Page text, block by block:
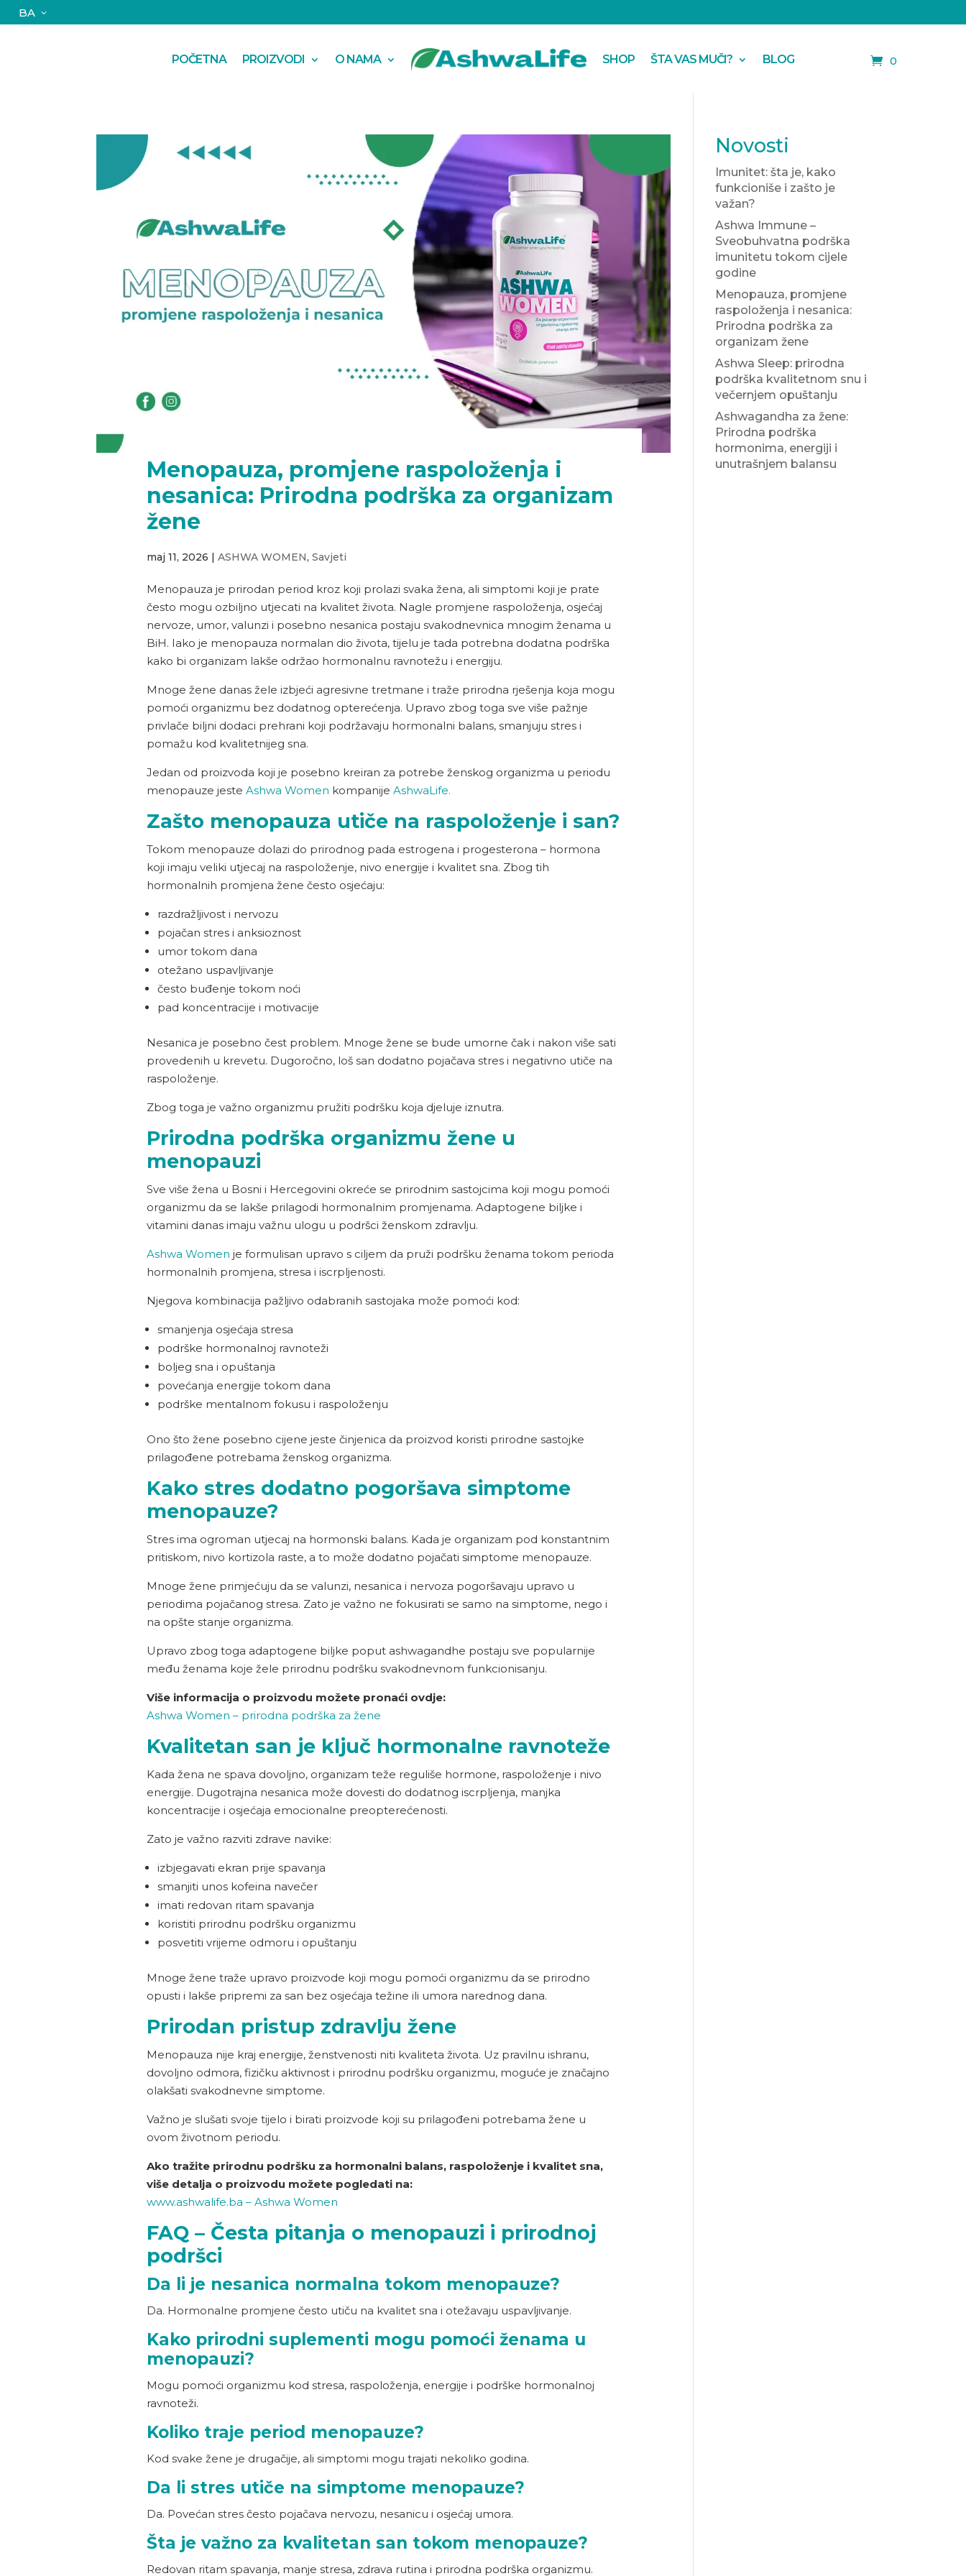
BA
0
POČETNA PROIZVODI O NAMA SHOP ŠTA VAS MUČI? BLOG
Menopauza, promjene raspoloženja i
nesanica: Prirodna podrška za organizam
žene
maj 11, 2026 |ASHWA WOMEN,Savjeti
Menopauza je prirodan period kroz koji prolazi svaka žena, ali simptomi koji je prate
često mogu ozbiljno utjecati na kvalitet života. Nagle promjene raspoloženja, osjećaj
nervoze, umor, valunzi i posebno nesanica postaju svakodnevnica mnogim ženama u
BiH. Iako je menopauza normalan dio života, tijelu je tada potrebna dodatna podrška
kako bi organizam lakše održao hormonalnu ravnotežu i energiju.
Mnoge žene danas žele izbjeći agresivne tretmane i traže prirodna rješenja koja mogu
pomoći organizmu bez dodatnog opterećenja. Upravo zbog toga sve više pažnje
privlače biljni dodaci prehrani koji podržavaju hormonalni balans, smanjuju stres i
pomažu kod kvalitetnijeg sna.
Jedan od proizvoda koji je posebno kreiran za potrebe ženskog organizma u periodu
menopauze jesteAshwa Women kompanijeAshwaLife.
Zašto menopauza utiče na raspoloženje i san?
Tokom menopauze dolazi do prirodnog pada estrogena i progesterona – hormona
koji imaju veliki utjecaj na raspoloženje, nivo energije i kvalitet sna. Zbog tih
hormonalnih promjena žene često osjećaju:
razdražljivost i nervozu
pojačan stres i anksioznost
umor tokom dana
otežano uspavljivanje
često buđenje tokom noći
pad koncentracije i motivacije
Nesanica je posebno čest problem. Mnoge žene se bude umorne čak i nakon više sati
provedenih u krevetu. Dugoročno, loš san dodatno pojačava stres i negativno utiče na
raspoloženje.
Zbog toga je važno organizmu pružiti podršku koja djeluje iznutra.
Prirodna podrška organizmu žene u
menopauzi
Sve više žena u Bosni i Hercegovini okreće se prirodnim sastojcima koji mogu pomoći
organizmu da se lakše prilagodi hormonalnim promjenama. Adaptogene biljke i
vitamini danas imaju važnu ulogu u podršci ženskom zdravlju.
Ashwa Women je formulisan upravo s ciljem da pruži podršku ženama tokom perioda
hormonalnih promjena, stresa i iscrpljenosti.
Njegova kombinacija pažljivo odabranih sastojaka može pomoći kod:
smanjenja osjećaja stresa
podrške hormonalnoj ravnoteži
boljeg sna i opuštanja
povećanja energije tokom dana
podrške mentalnom fokusu i raspoloženju
Ono što žene posebno cijene jeste činjenica da proizvod koristi prirodne sastojke
prilagođene potrebama ženskog organizma.
Kako stres dodatno pogoršava simptome
menopauze?
Stres ima ogroman utjecaj na hormonski balans. Kada je organizam pod konstantnim
pritiskom, nivo kortizola raste, a to može dodatno pojačati simptome menopauze.
Mnoge žene primjećuju da se valunzi, nesanica i nervoza pogoršavaju upravo u
periodima pojačanog stresa. Zato je važno ne fokusirati se samo na simptome, nego i
na opšte stanje organizma.
Upravo zbog toga adaptogene biljke poput ashwagandhe postaju sve popularnije
među ženama koje žele prirodnu podršku svakodnevnom funkcionisanju.
Više informacija o proizvodu možete pronaći ovdje:
Ashwa Women – prirodna podrška za žene
Kvalitetan san je ključ hormonalne ravnoteže
Kada žena ne spava dovoljno, organizam teže reguliše hormone, raspoloženje i nivo
energije. Dugotrajna nesanica može dovesti do dodatnog iscrpljenja, manjka
koncentracije i osjećaja emocionalne preopterećenosti.
Zato je važno razviti zdrave navike:
izbjegavati ekran prije spavanja
smanjiti unos kofeina navečer
imati redovan ritam spavanja
koristiti prirodnu podršku organizmu
posvetiti vrijeme odmoru i opuštanju
Mnoge žene traže upravo proizvode koji mogu pomoći organizmu da se prirodno
opusti i lakše pripremi za san bez osjećaja težine ili umora narednog dana.
Prirodan pristup zdravlju žene
Menopauza nije kraj energije, ženstvenosti niti kvaliteta života. Uz pravilnu ishranu,
dovoljno odmora, fizičku aktivnost i prirodnu podršku organizmu, moguće je značajno
olakšati svakodnevne simptome.
Važno je slušati svoje tijelo i birati proizvode koji su prilagođeni potrebama žene u
ovom životnom periodu.
Ako tražite prirodnu podršku za hormonalni balans, raspoloženje i kvalitet sna,
više detalja o proizvodu možete pogledati na:
www.ashwalife.ba – Ashwa Women
FAQ – Česta pitanja o menopauzi i prirodnoj
podršci
Da li je nesanica normalna tokom menopauze?
Da. Hormonalne promjene često utiču na kvalitet sna i otežavaju uspavljivanje.
Kako prirodni suplementi mogu pomoći ženama u
menopauzi?
Mogu pomoći organizmu kod stresa, raspoloženja, energije i podrške hormonalnoj
ravnoteži.
Koliko traje period menopauze?
Kod svake žene je drugačije, ali simptomi mogu trajati nekoliko godina.
Da li stres utiče na simptome menopauze?
Da. Povećan stres često pojačava nervozu, nesanicu i osjećaj umora.
Šta je važno za kvalitetan san tokom menopauze?
Redovan ritam spavanja, manje stresa, zdrava rutina i prirodna podrška organizmu.
Novosti
Imunitet: šta je, kako
funkcioniše i zašto je
važan?
Ashwa Immune –
Sveobuhvatna podrška
imunitetu tokom cijele
godine
Menopauza, promjene
raspoloženja i nesanica:
Prirodna podrška za
organizam žene
Ashwa Sleep: prirodna
podrška kvalitetnom snu i
večernjem opuštanju
Ashwagandha za žene:
Prirodna podrška
hormonima, energiji i
unutrašnjem balansu